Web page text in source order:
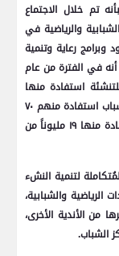
تم خلال الاجتماع
والرياضية في
رعاية وتنمية
في الفترة من عام
برنامج ونشاط للتنشئة استفادة منها
حوالي ٢٤ مليوناً من النشء، و١١٥٠ برنامج ونشاط للشباب استفادة منهم ٧٠
مليون شاب وفتاة، و٩٢٨ برنامج ونشاط رياضي استفادة منها ١٩ مليوناً من
لتنمية النشء
الرياضية والشبابية،
من الأندية الأخرى،
الشباب.